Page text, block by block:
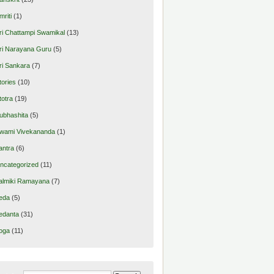
(1)
Chattampi Swamikal(13)
Narayana Guru(5)
Sankara(7)
(10)
(19)
(5)
Vivekananda(1)
(6)
(11)
Ramayana(7)
(5)
(31)
(11)